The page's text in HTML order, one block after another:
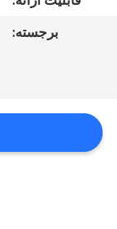
نقل قول
برجسته: